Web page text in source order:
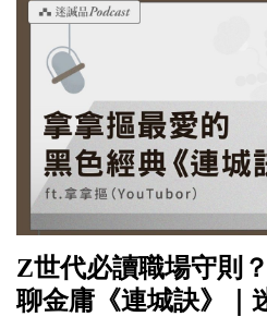
Z世代必讀職場守則
聊金庸《連城訣》｜